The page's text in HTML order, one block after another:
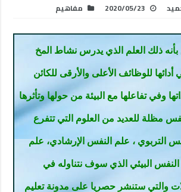
2020/05/23 مفاهيم
ذلك العلم الذي يدرس نشاط المخ
للوظائف الأعلى والأرقى للكائن
وفي تفاعلها مع البيئة من حولها وتأثرها
مظلة للعديد من العلوم التي تتفرع
التربوي ، علم النفس الإرشادي، علم
النفس البيئي الذي سوف نتناوله في
والتي ستنشر حصريا على مدونة تعليم